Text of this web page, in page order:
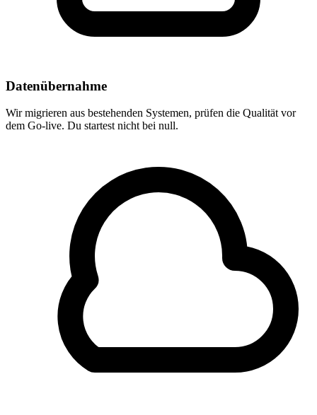
Datenübernahme
Wir migrieren aus bestehenden Systemen, prüfen die Qualität vor
dem Go-live. Du startest nicht bei null.